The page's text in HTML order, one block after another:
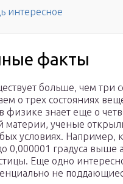
интересное
факты
больше, чем три
о трех состояниях
физике знает еще о
материи, ученые
условиях. Например,
0,000001 градуса выше
Еще одно
не